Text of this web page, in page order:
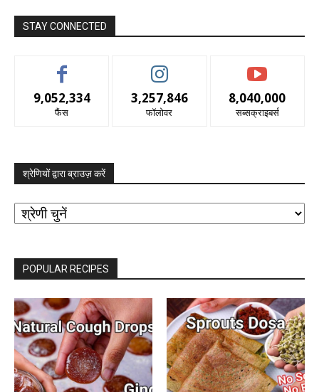
STAY CONNECTED
9,052,334
फैंस
3,257,846
फॉलोवर
8,040,000
सब्सक्राइबर्स
श्रेणियों द्वारा ब्राउज़ करें
श्रेणियों
द्वारा
ब्राउज़
POPULAR RECIPES